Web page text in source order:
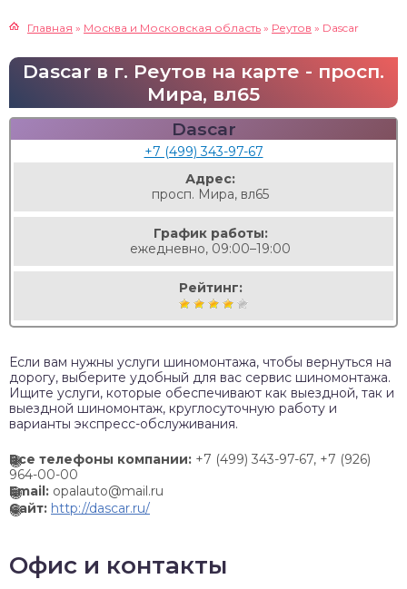
Главная » Москва и Московская область » Реутов » Dascar
Dascar в г. Реутов на карте - просп.
Мира, вл65
Dascar
+7 (499) 343-97-67
Адрес:
просп. Мира, вл65
График работы:
ежедневно, 09:00–19:00
Рейтинг:
Если вам нужны услуги шиномонтажа, чтобы вернуться на
дорогу, выберите удобный для вас сервис шиномонтажа.
Ищите услуги, которые обеспечивают как выездной, так и
выездной шиномонтаж, круглосуточную работу и
варианты экспресс-обслуживания.
Все телефоны компании: +7 (499) 343-97-67, +7 (926)
964-00-00
Email: opalauto@mail.ru
Сайт: http://dascar.ru/
Офис и контакты